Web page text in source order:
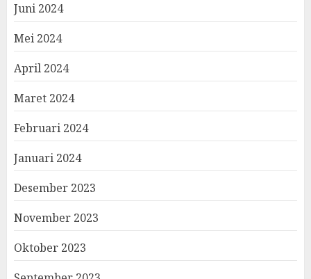
Juni 2024
Mei 2024
April 2024
Maret 2024
Februari 2024
Januari 2024
Desember 2023
November 2023
Oktober 2023